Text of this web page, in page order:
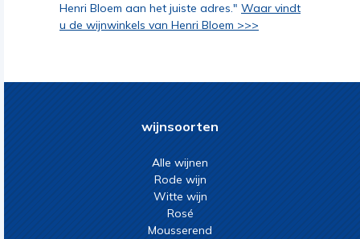
Henri Bloem aan het juiste adres." Waar vindt
u de wijnwinkels van Henri Bloem >>>
wijnsoorten
Alle wijnen
Rode wijn
Witte wijn
Rosé
Mousserend